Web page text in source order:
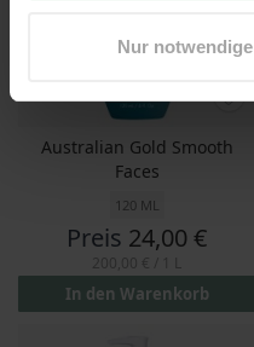
Nur
Australian Gold Smooth
Faces
120 ML
Preis 24,00 €
In den Warenkorb